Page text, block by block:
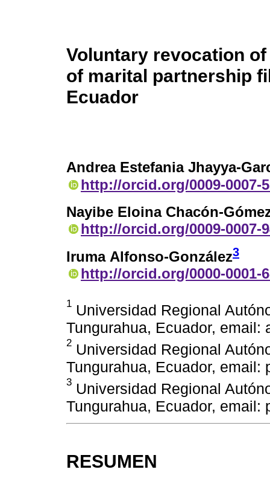
Voluntary revocation
of marital partnership
Ecuador
Andrea Estefania Jhayya-
http://orcid.org/0009-0007-
Nayibe Eloina Chacón-
http://orcid.org/0009-0007-
Iruma Alfonso-González3
http://orcid.org/0000-0001-
1 Universidad Regional
Tungurahua, Ecuador, email:
2 Universidad Regional
Tungurahua, Ecuador, email:
3 Universidad Regional
Tungurahua, Ecuador, email:
RESUMEN